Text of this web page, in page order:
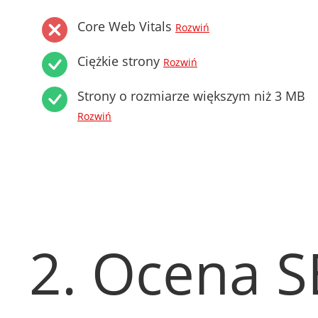
Core Web Vitals Rozwiń
Ciężkie strony Rozwiń
Strony o rozmiarze większym niż 3 MB
Rozwiń
2. Ocena